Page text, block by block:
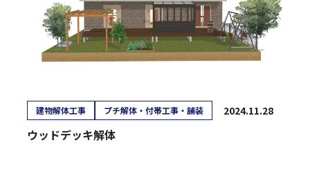
建物解体工事 プチ解体・付帯工事・舗装 2024.11.28
ウッドデッキ解体